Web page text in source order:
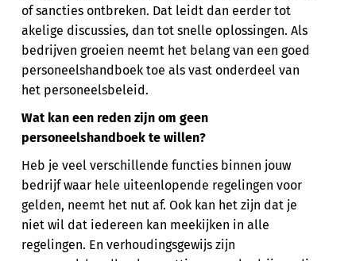
of sancties ontbreken. Dat leidt dan eerder tot
akelige discussies, dan tot snelle oplossingen. Als
bedrijven groeien neemt het belang van een goed
personeelshandboek toe als vast onderdeel van
het personeelsbeleid.
Wat kan een reden zijn om geen
personeelshandboek te willen?
Heb je veel verschillende functies binnen jouw
bedrijf waar hele uiteenlopende regelingen voor
gelden, neemt het nut af. Ook kan het zijn dat je
niet wil dat iedereen kan meekijken in alle
regelingen. En verhoudingsgewijs zijn